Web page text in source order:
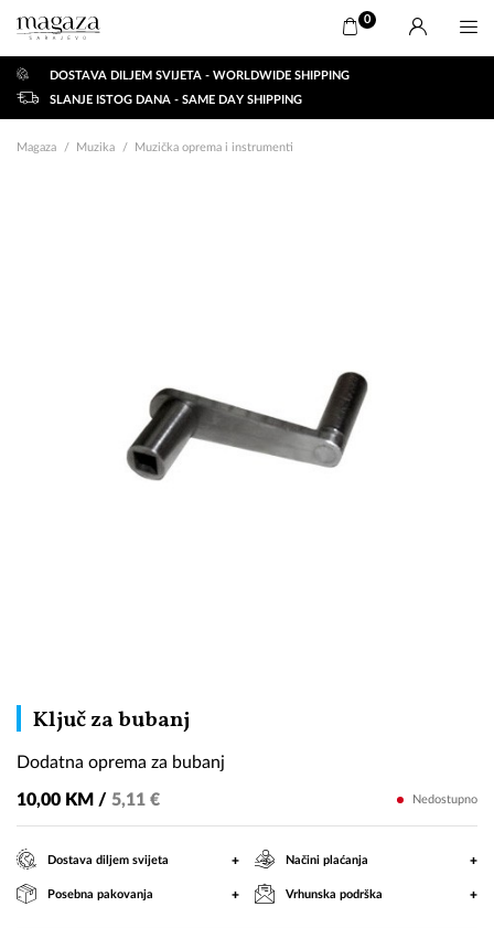
0
DOSTAVA DILJEM SVIJETA - WORLDWIDE SHIPPING
SLANJE ISTOG DANA - SAME DAY SHIPPING
Magaza Muzika Muzička oprema i instrumenti
Ključ za bubanj
za
Dodatna oprema za bubanj
10,00 KM / 5,11 € Nedostupno
Dostava diljem svijeta + Načini plaćanja +
Posebna pakovanja + Vrhunska podrška +